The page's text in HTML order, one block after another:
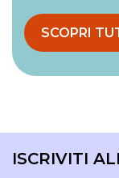
SCOPRI
ISCRIVITI